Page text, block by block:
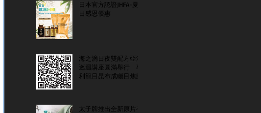
日本官方認證JHFA-夏
日感恩優惠
海之滴日夜雙配方亞洲
巡迴講座圓滿舉行 專
利籠目昆布成矚目焦點
太子牌推出全新原片有